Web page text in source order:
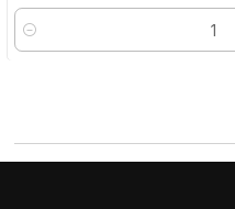
Cantidad